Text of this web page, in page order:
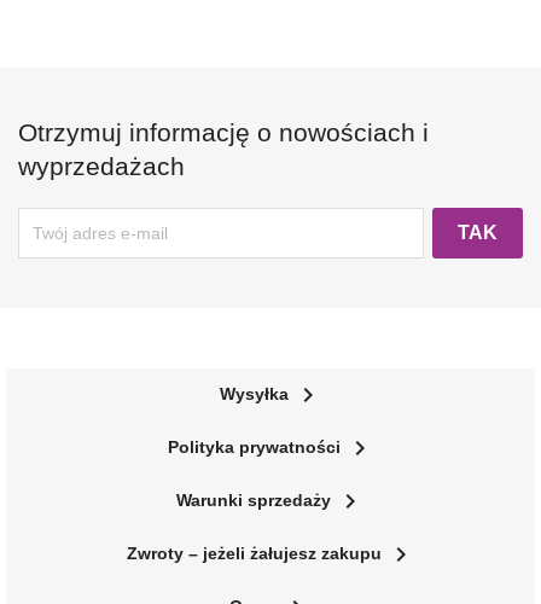
Otrzymuj informację o nowościach i
wyprzedażach
Wysyłka navigate_next
Polityka prywatności navigate_next
Warunki sprzedaży navigate_next
Zwroty – jeżeli żałujesz zakupu navigate_next